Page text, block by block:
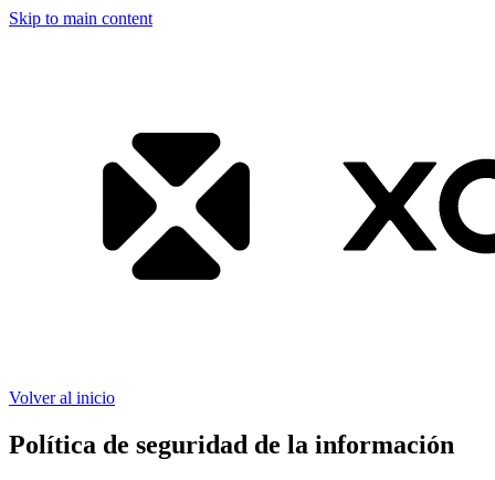
Skip to main content
Volver al inicio
Política de seguridad de la información